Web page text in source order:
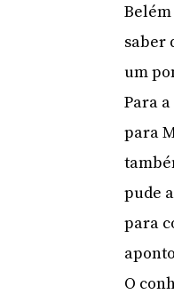
saber
um
Para
para
pude
para
O